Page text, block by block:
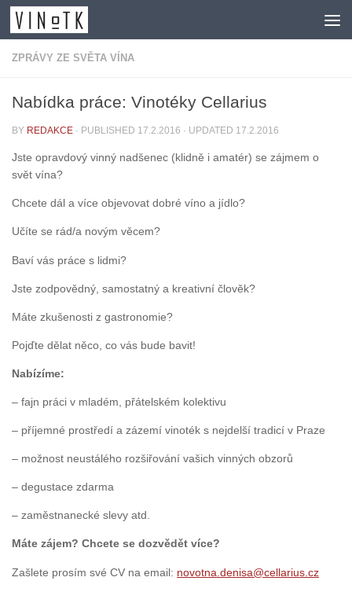
Skip to content
ZPRÁVY ZE SVĚTA VÍNA
Nabídka práce: Vinotéky Cellarius
BY REDAKCE · PUBLISHED 17.2.2016 · UPDATED 17.2.2016
Jste opravdový vinný nadšenec (klidně i amatér) se zájmem o
svět vína?
Chcete dál a více objevovat dobré víno a jídlo?
Učíte se rád/a novým věcem?
Baví vás práce s lidmi?
Jste zodpovědný, samostatný a kreativní člověk?
Máte zkušenosti z gastronomie?
Pojďte dělat něco, co vás bude bavit!
Nabízíme:
– fajn práci v mladém, přátelském kolektivu
– příjemné prostředí a zázemí vinoték s nejdelší tradicí v Praze
– možnost neustálého rozšiřování vašich vinných obzorů
– degustace zdarma
– zaměstnanecké slevy atd.
Máte zájem? Chcete se dozvědět více?
Zašlete prosím své CV na email: novotna.denisa@cellarius.cz